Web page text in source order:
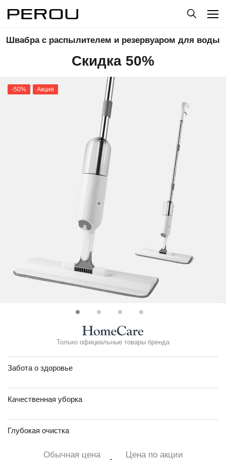
Швабра с распылителем и резервуаром для воды
Скидка 50%
-50% Акция
Только официальные товары бренда
Забота о здоровье
Качественная уборка
Глубокая очистка
Обычная цена Цена по акции